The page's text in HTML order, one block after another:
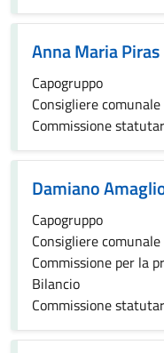
Anna Maria Piras
Capogruppo
Consigliere comunale
Commissione
Damiano
Capogruppo
Consigliere comunale
Commissione per la
Bilancio
Commissione